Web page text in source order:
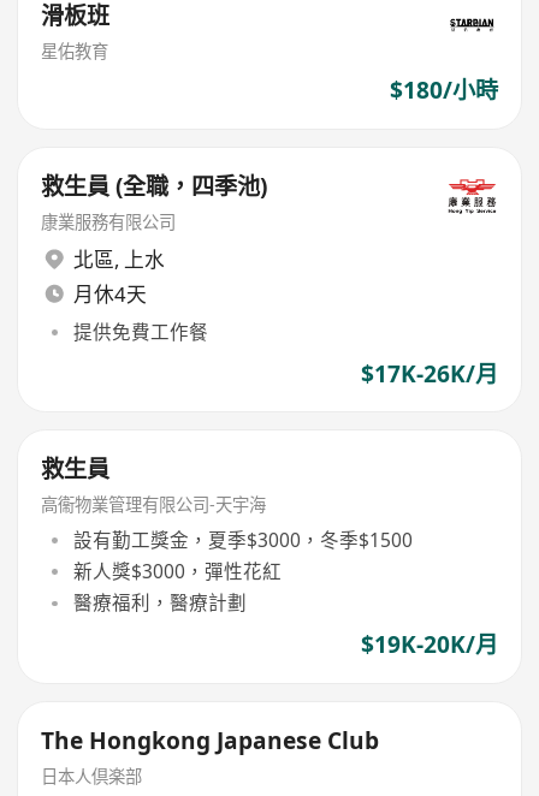
滑板班
星佑教育
$180/小時
救生員 (全職，四季池)
康業服務有限公司
北區, 上水
月休4天
提供免費工作餐
$17K-26K/月
救生員
高衞物業管理有限公司-天宇海
設有勤工獎金，夏季$3000，冬季$1500
新人獎$3000，彈性花紅
醫療福利，醫療計劃
$19K-20K/月
The Hongkong Japanese Club
日本人倶楽部